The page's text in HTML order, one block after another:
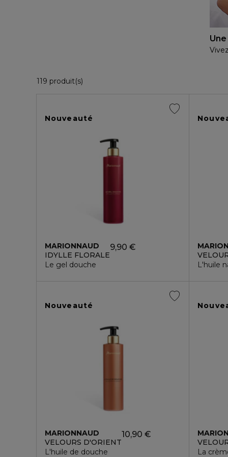
119 produit(s)
Nouveauté
MARIONNAUD
IDYLLE FLORALE
Le gel douche
9,90 €
L'huile
Nouveauté
MARIONNAUD
VELOURS D'ORIENT
L'huile de douche
10,90 €
La